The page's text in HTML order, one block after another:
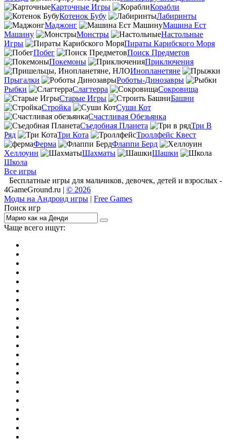
Карточные Игры
Корабли
Котенок Бубу
Лабиринты
Маджонг
Машина Ест
Машину
Монстры
Настольные
Игры
Пираты Карибского Моря
Побег
Поиск Предметов
Покемоны
Приключения
Инопланетяне
Прыгалки
Роботы-Динозавры
Рыбки
Слагтерра
Сокровища
Старые Игры
Башни
Стройка
Суши Кот
Счастливая Обезьянка
Съедобная Планета
Три В
Ряд
Три Кота
Троллфейс Квест
Ферма
Флаппи Берд
Хеллоуин
Шахматы
Шашки
Школа
Все игры
Бесплатные игры для мальчиков, девочек, детей и взрослых -
4GameGround.ru | © 2026
Моды на Андроид игры | Free Games
Поиск игр
Чаще всего ищут: